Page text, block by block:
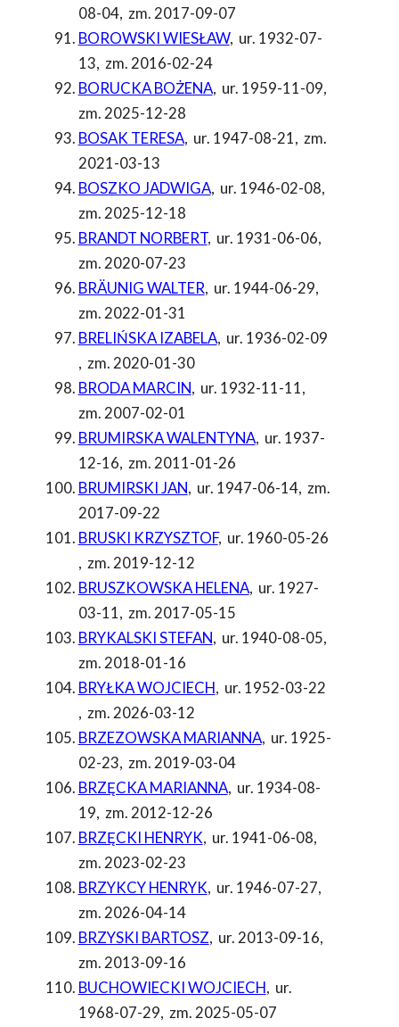
08-04, zm. 2017-09-07
BOROWSKI WIESŁAW, ur. 1932-07-
13, zm. 2016-02-24
BORUCKA BOŻENA, ur. 1959-11-09,
zm. 2025-12-28
BOSAK TERESA, ur. 1947-08-21, zm.
2021-03-13
BOSZKO JADWIGA, ur. 1946-02-08,
zm. 2025-12-18
BRANDT NORBERT, ur. 1931-06-06,
zm. 2020-07-23
BRÄUNIG WALTER, ur. 1944-06-29,
zm. 2022-01-31
BRELIŃSKA IZABELA, ur. 1936-02-09
, zm. 2020-01-30
BRODA MARCIN, ur. 1932-11-11,
zm. 2007-02-01
BRUMIRSKA WALENTYNA, ur. 1937-
12-16, zm. 2011-01-26
BRUMIRSKI JAN, ur. 1947-06-14, zm.
2017-09-22
BRUSKI KRZYSZTOF, ur. 1960-05-26
, zm. 2019-12-12
BRUSZKOWSKA HELENA, ur. 1927-
03-11, zm. 2017-05-15
BRYKALSKI STEFAN, ur. 1940-08-05,
zm. 2018-01-16
BRYŁKA WOJCIECH, ur. 1952-03-22
, zm. 2026-03-12
BRZEZOWSKA MARIANNA, ur. 1925-
02-23, zm. 2019-03-04
BRZĘCKA MARIANNA, ur. 1934-08-
19, zm. 2012-12-26
BRZĘCKI HENRYK, ur. 1941-06-08,
zm. 2023-02-23
BRZYKCY HENRYK, ur. 1946-07-27,
zm. 2026-04-14
BRZYSKI BARTOSZ, ur. 2013-09-16,
zm. 2013-09-16
BUCHOWIECKI WOJCIECH, ur.
1968-07-29, zm. 2025-05-07